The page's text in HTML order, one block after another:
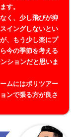
す。
く、少し飛びが抑
イングしないとい
、もう少し楽にプ
今の季節を考える
ションだと思いま
ムにはポリツアー
ンで張る方が良さ